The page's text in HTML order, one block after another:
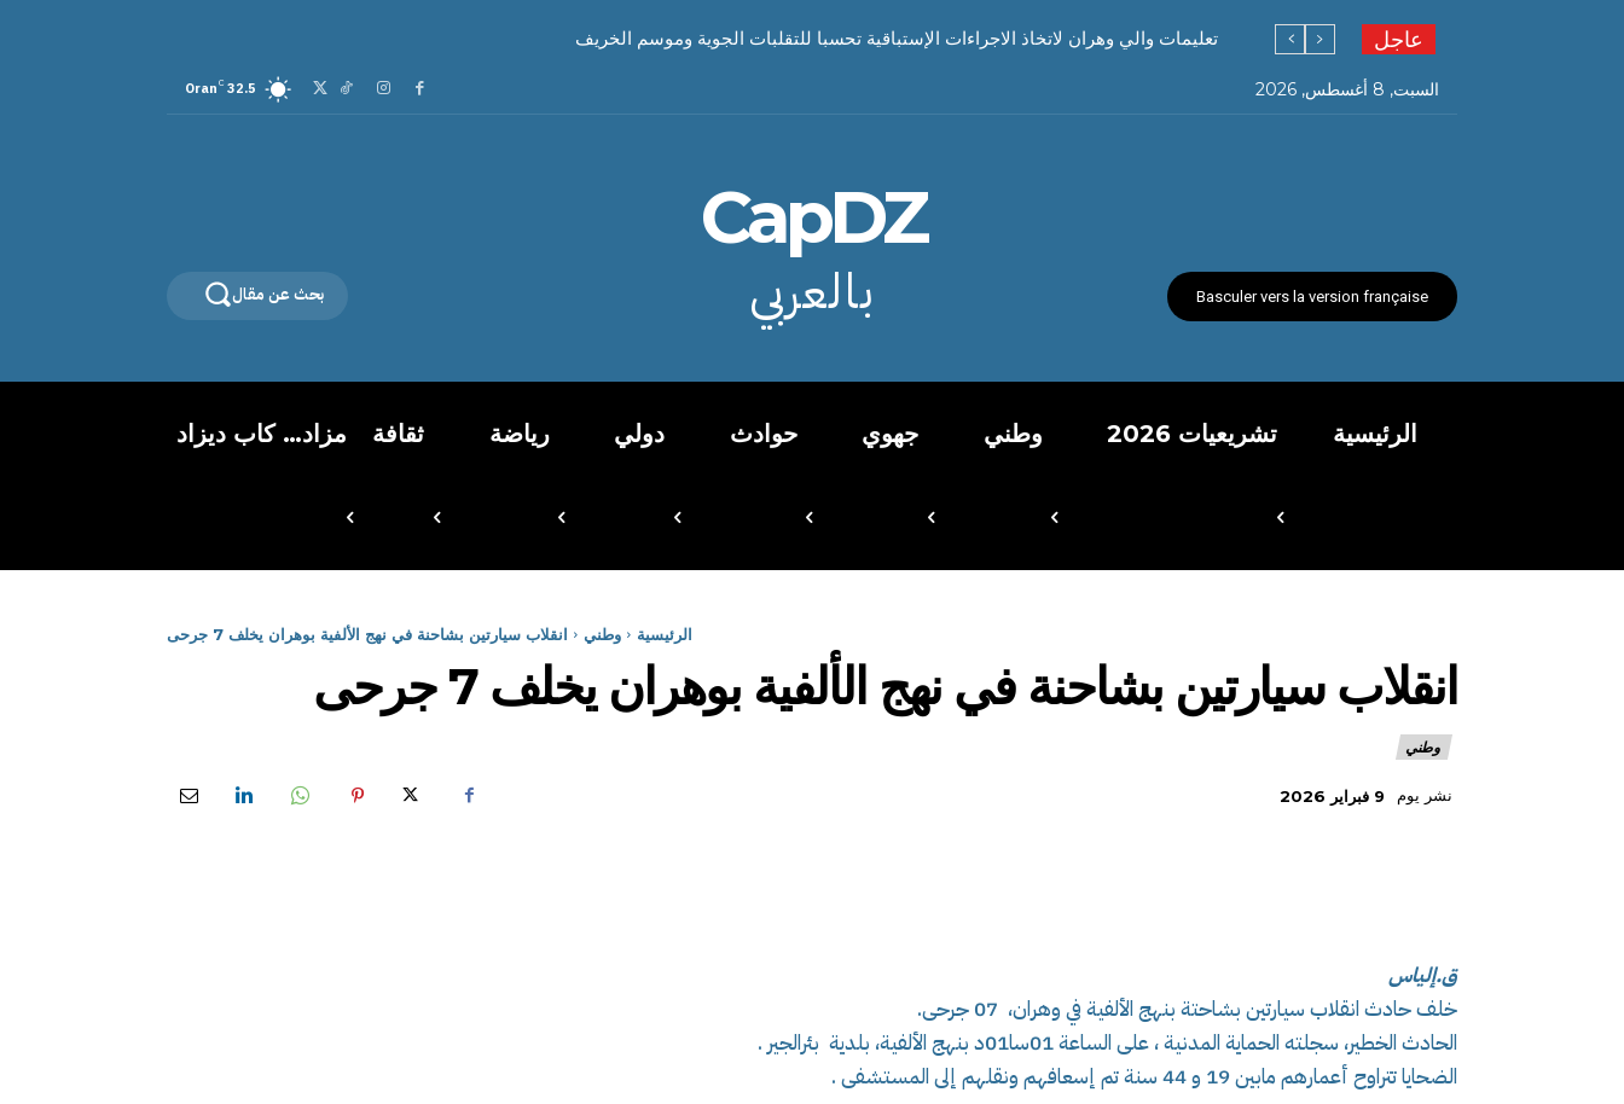
عاجل تعليمات والي وهران لاتخاذ الاجراءات الإستباقية تحسبا للتقلبات الجوية وموسم الخريف
السبت, 8 أغسطس, 2026 32.5
C
Oran
Basculer vers la version française
CapDZ
بالعربي بحث عن مقال
الرئيسية تشريعيات 2026 وطني جهوي حوادث دولي رياضة ثقافة مزاد… كاب ديزاد
الرئيسية وطني انقلاب سيارتين بشاحنة في نهج الألفية بوهران يخلف 7 جرحى
انقلاب سيارتين بشاحنة في نهج الألفية بوهران يخلف 7 جرحى
وطني
نشر يوم 9 فبراير 2026
ق.إلياس
خلف حادث انقلاب سيارتين بشاحتة بنهج الألفية في وهران، 07 جرحى.
الحادث الخطير، سجلته الحماية المدنية ، على الساعة 01سا01د بنهج الألفية، بلدية بئرالجير .
الضحايا تتراوح أعمارهم مابين 19 و 44 سنة تم إسعافهم ونقلهم إلى المستشفى .